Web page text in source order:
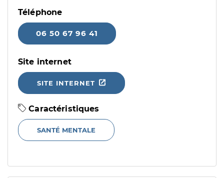
Téléphone
06 50 67 96 41
Site internet
SITE INTERNET
Caractéristiques
SANTÉ MENTALE